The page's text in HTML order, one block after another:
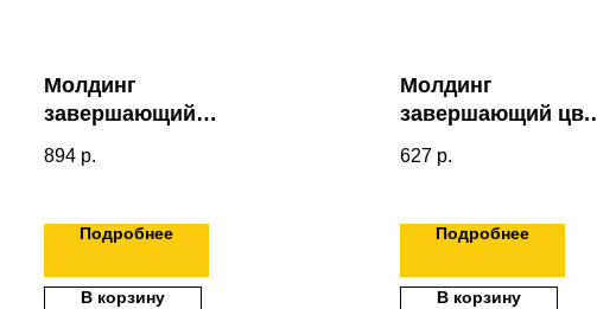
Молдинг
завершающий
61мм) Kr196M для
894 р.
Подробнее
В корзину
Молдинг
завершающий цв.
Kr164M-11
627 р.
Подробнее
В корзину